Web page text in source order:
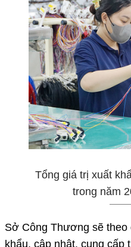
Tổng giá trị xuất
trong năm
Sở Công Thương sẽ theo
khẩu, cập nhật, cung cấp